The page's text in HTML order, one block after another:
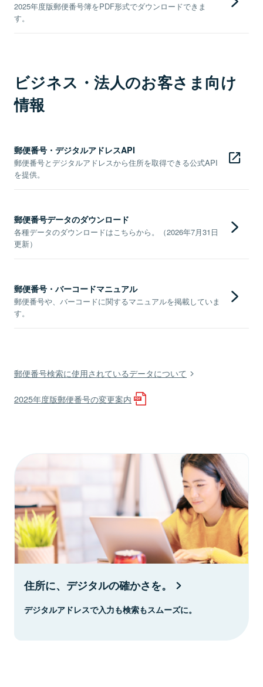
2025年度版郵便番号簿をPDF形式でダウンロードできま
す。
ビジネス・法人のお客さま向け
情報
郵便番号・デジタルアドレスAPI
郵便番号とデジタルアドレスから住所を取得できる公式API
を提供。
郵便番号データのダウンロード
各種データのダウンロードはこちらから。（2026年7月31日
更新）
郵便番号・バーコードマニュアル
郵便番号や、バーコードに関するマニュアルを掲載していま
す。
郵便番号検索に使用されているデータについて
2025年度版郵便番号の変更案内
住所に、デジタルの確かさを。
デジタルアドレスで入力も検索もスムーズに。